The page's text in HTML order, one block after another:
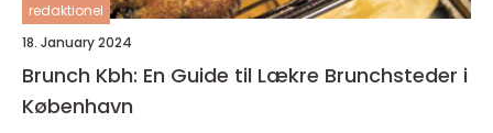
redaktionel
18. January 2024
Brunch Kbh: En Guide til Lækre Brunchsteder i
København